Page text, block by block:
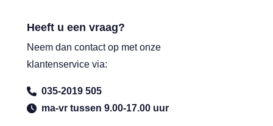
Heeft u een vraag?
Neem dan contact op met onze
klantenservice via:
035-2019 505
ma-vr tussen 9.00-17.00 uur